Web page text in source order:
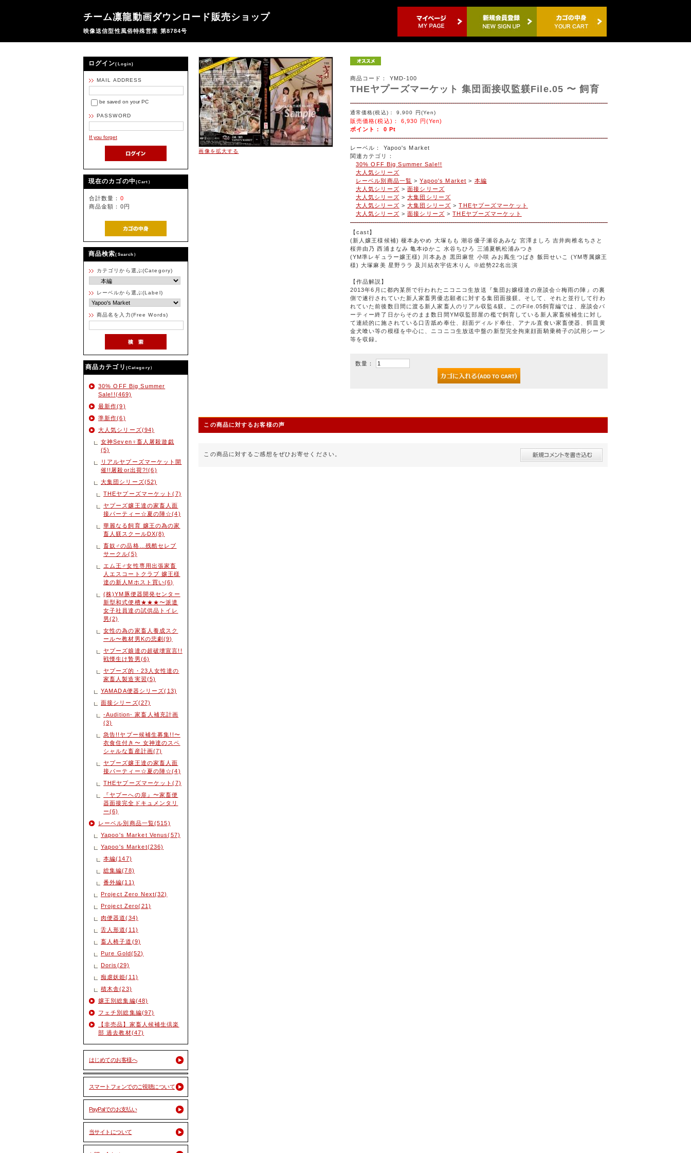
チーム凛龍動画ダウンロード販売ショップ
映像送信型性風俗特殊営業 第8784号
ログイン(Login)
MAIL ADDRESS
be saved on your PC
PASSWORD
If you forget
現在のカゴの中 (Cart）
合計数量： 0
商品金額： 0円
商品検索(Search）
カテゴリから選ぶ(Category)
レーベルから選ぶ(Label)
商品名を入力(Free Words)
商品カテゴリ (Category）
30% OFF Big Summer
Sale!!(469)
最新作(9)
準新作(6)
大人気シリーズ(94)
女神Seven♀畜人屠殺遊戯
(5)
リアルヤプーズマーケット開
催!!屠殺or出荷?!(6)
大集団シリーズ(52)
THEヤプーズマーケット(7)
ヤプーズ嬢王達の家畜人面
接パーティー☆夏の陣☆(4)
華麗なる飼育 嬢王の為の家
畜人躾スクールDX(8)
畜奴♂の品格…残酷セレブ
サークル(5)
エム王♂女性専用出張家畜
人エスコートクラブ 嬢王様
達の新人Mホスト買い(6)
(株)YM豚便器開発センター
新型和式便槽★★★〜派遣
女子社員達の試供品トイレ
男(2)
女性の為の家畜人養成スク
ール〜教材男Kの悲劇(9)
ヤプーズ娘達の超破壊宣言!!
戦慄生け贄男(6)
ヤプーズ的・23人女性達の
家畜人製造実習(5)
YAMADA便器シリーズ(13)
面接シリーズ(27)
-Audition- 家畜人補充計画
(3)
急告!!ヤプー候補生募集!!〜
衣食住付き〜 女神達のスペ
シャルな畜産計画(7)
ヤプーズ嬢王達の家畜人面
接パーティー☆夏の陣☆(4)
THEヤプーズマーケット(7)
『ヤプーへの扉』〜家畜便
器面接完全ドキュメンタリ
ー(6)
レーベル別商品一覧(515)
Yapoo's Market Venus(57)
Yapoo's Market(236)
本編(147)
総集編(78)
番外編(11)
Project Zero Next(32)
Project Zero(21)
肉便器道(34)
舌人形道(11)
畜人椅子道(9)
Pure Gold(52)
Doris(29)
痴虐妖姫(11)
積木舎(23)
嬢王別総集編(48)
フェチ別総集編(97)
【非売品】家畜人候補生倶楽
部 過去教材(47)
はじめてのお客様へ
スマートフォンでのご視聴について
PayPalでのお支払い
当サイトについて
画像を拡大する
商品コード： YMD-100
THEヤプーズマーケット 集団面接収監躾File.05 〜 飼育
通常価格(税込)： 9,900 円(Yen)
販売価格(税込)： 6,930 円(Yen)
ポイント： 0 Pt
レーベル：
Yapoo's Market
関連カテゴリ：
30% OFF Big Summer Sale!!
大人気シリーズ
レーベル別商品一覧 >Yapoo's Market > 本編
大人気シリーズ >面接シリーズ
大人気シリーズ >大集団シリーズ
大人気シリーズ >大集団シリーズ >THEヤプーズマーケット
大人気シリーズ >面接シリーズ >THEヤプーズマーケット
【cast】
(新人嬢王様候補) 榎本あやめ 大塚もも 潮谷優子瀬谷あみな 宮澤ましろ 吉井絢椎名ちさと
桜井由乃 西浦まなみ 亀本ゆかこ 水谷ちひろ 三浦夏帆松浦みつき
(YM準レギュラー嬢王様) 川本あき 黒田麻世 小咲 みお鳳生つばき 飯田せいこ (YM専属嬢王
様) 大塚麻美 星野ララ 及川結衣宇佐木りん ※総勢22名出演
【作品解説】
2013年6月に都内某所で行われたニコニコ生放送『集団お嬢様達の座談会☆梅雨の陣』の裏
側で遂行されていた新人家畜男優志願者に対する集団面接躾。そして、それと並行して行わ
れていた前後数日間に渡る新人家畜人のリアル収監&躾。このFile.05飼育編では、座談会パ
ーティー終了日からそのまま数日間YM収監部屋の檻で飼育している新人家畜候補生に対し
て連続的に施されている口舌舐め奉仕、顔面ディルド奉仕、アナル直食い家畜便器、餌皿黄
金犬喰い等の模様を中心に、ニコニコ生放送中盤の新型完全拘束顔面騎乗椅子の試用シーン
等を収録。
数量：
この商品に対するお客様の声
この商品に対するご感想をぜひお寄せください。